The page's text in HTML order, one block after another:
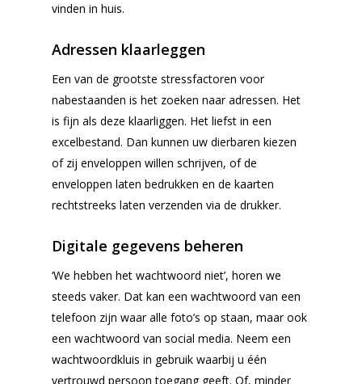
vinden in huis.
Adressen klaarleggen
Een van de grootste stressfactoren voor
nabestaanden is het zoeken naar adressen. Het
is fijn als deze klaarliggen. Het liefst in een
excelbestand. Dan kunnen uw dierbaren kiezen
of zij enveloppen willen schrijven, of de
enveloppen laten bedrukken en de kaarten
rechtstreeks laten verzenden via de drukker.
Digitale gegevens beheren
‘We hebben het wachtwoord niet’, horen we
steeds vaker. Dat kan een wachtwoord van een
telefoon zijn waar alle foto’s op staan, maar ook
een wachtwoord van social media. Neem een
wachtwoordkluis in gebruik waarbij u één
vertrouwd persoon toegang geeft. Of, minder
Voor de uitvaart